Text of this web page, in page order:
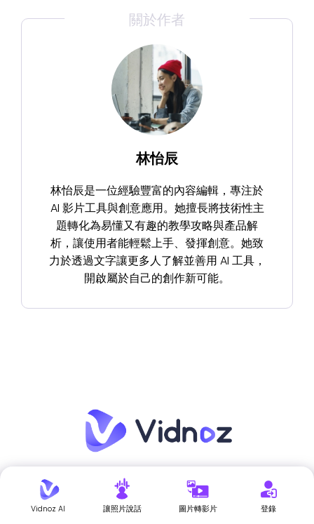
關於作者
林怡辰
林怡辰是一位經驗豐富的內容編輯，專注於
AI 影片工具與創意應用。她擅長將技術性主
題轉化為易懂又有趣的教學攻略與產品解
析，讓使用者能輕鬆上手、發揮創意。她致
力於透過文字讓更多人了解並善用 AI 工具，
開啟屬於自己的創作新可能。
最佳AI和自動視頻
Vidnoz AI 讓照片說話 圖片轉影片 登錄